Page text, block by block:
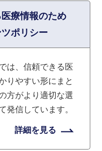
療情報のため
ポリシー
は、信頼できる医
りやすい形にまと
方がより適切な選
発信しています。
詳細を見る